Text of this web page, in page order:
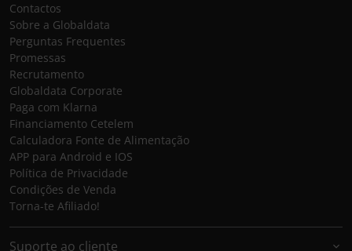
Contactos
Sobre a Globaldata
Perguntas Frequentes
Promessas
Recrutamento
Globaldata Corporate
Paga com Klarna
Financiamento Cetelem
Calculadora Fonte de Alimentação
APP para Android e IOS
Política de Privacidade
Condições de Venda
Torna-te Afiliado!
Suporte ao cliente